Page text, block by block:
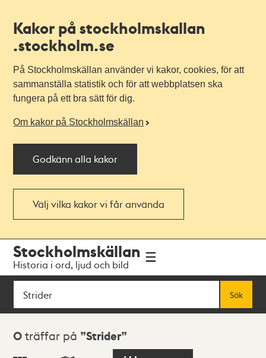
Kakor på stockholmskallan
.stockholm.se
På Stockholmskällan använder vi kakor, cookies, för att
sammanställa statistik och för att webbplatsen ska
fungera på ett bra sätt för dig.
Om kakor på Stockholmskällan
Godkänn alla kakor
Välj vilka kakor vi får använda
navigationen
huvudinnehållet
Stockholmskällan
Historia i ord, ljud och bild
Sök
Sök
Sökresultat
0 träffar på Strider